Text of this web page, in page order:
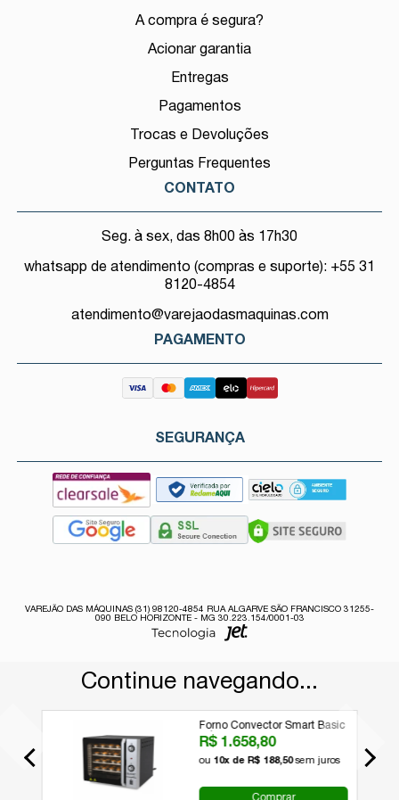
A compra é segura?
Acionar garantia
Entregas
Pagamentos
Trocas e Devoluções
Perguntas Frequentes
CONTATO
Seg. à sex, das 8h00 às 17h30
whatsapp de atendimento (compras e suporte): +55 31
8120-4854
atendimento@varejaodasmaquinas.com
PAGAMENTO
SEGURANÇA
VAREJÃO DAS MÁQUINAS (31) 98120-4854 RUA ALGARVE SÃO FRANCISCO 31255-
090 BELO HORIZONTE - MG 30.223.154/0001-03